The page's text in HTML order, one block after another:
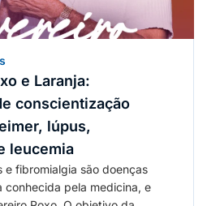
e Laranja:
conscientização
lúpus,
leucemia
e fibromialgia são doenças
conhecida pela medicina, e